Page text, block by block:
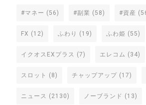
#マネー (56) #副業 (58) #資産
FX (12) ふわり (19) ふわ姫 (55)
イクオスEXプラス (7) エレコム (34)
スロット (8) チャップアップ (17)
ニュース (2130) ノーブランド (13)